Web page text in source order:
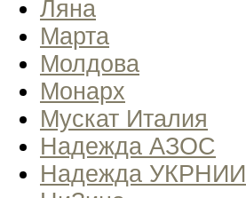
Ляна
Марта
Молдова
Монарх
Мускат Италия
Надежда АЗОС
Надежда УКРНИИ